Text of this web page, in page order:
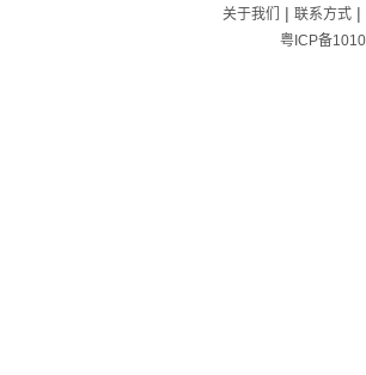
关于我们 | 联系方式|
粤ICP备